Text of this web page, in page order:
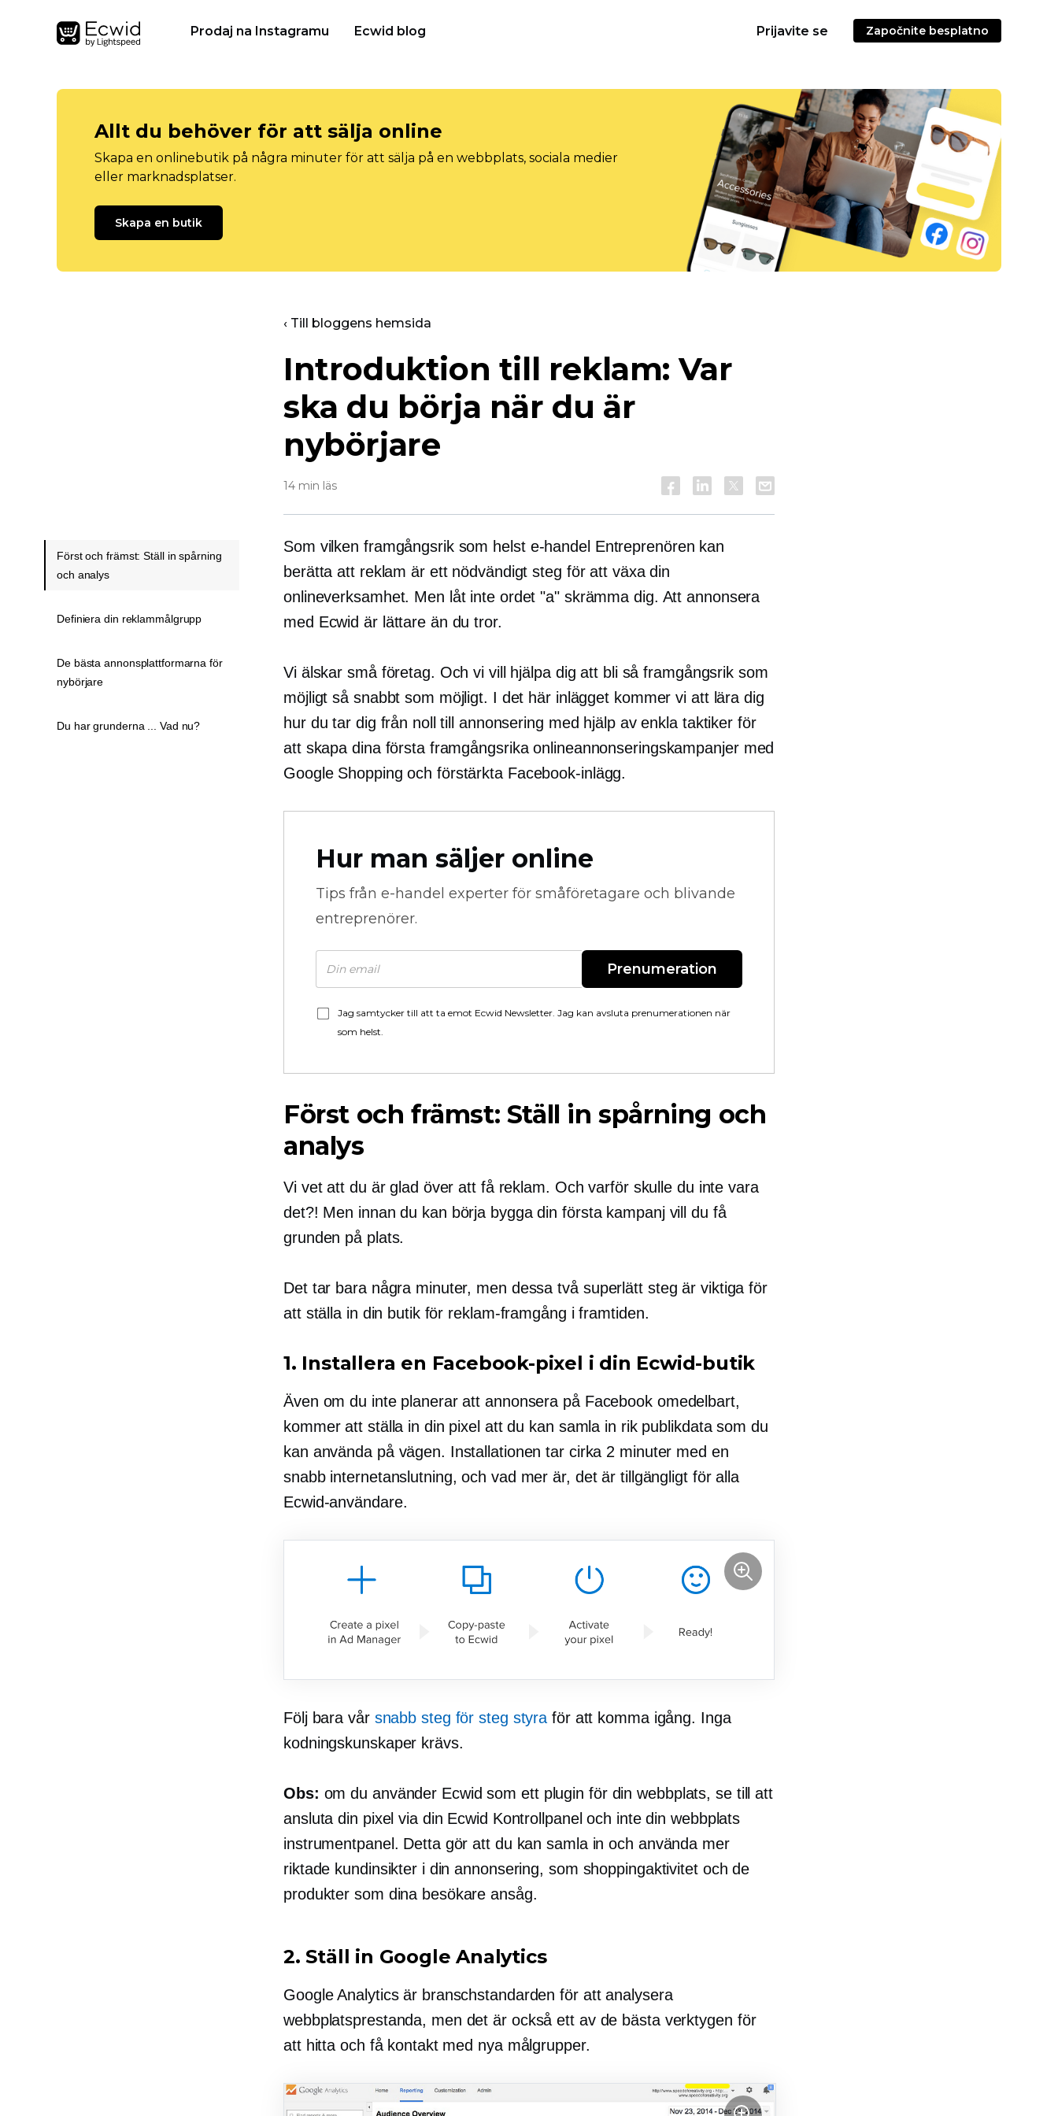
Prodaj na Instagramu Ecwid blog Prijavite se Započnite besplatno
Allt du behöver för att sälja online
Skapa en onlinebutik på några minuter för att sälja på en webbplats, sociala medier
eller marknadsplatser.
Skapa en butik
‹ Till bloggens hemsida
Introduktion till reklam: Var
ska du börja när du är
nybörjare
14 min läs
Som vilken framgångsrik som helst e-handel Entreprenören kan
berätta att reklam är ett nödvändigt steg för att växa din
onlineverksamhet. Men låt inte ordet "a" skrämma dig. Att annonsera
med Ecwid är lättare än du tror.
Vi älskar små företag. Och vi vill hjälpa dig att bli så framgångsrik som
möjligt så snabbt som möjligt. I det här inlägget kommer vi att lära dig
hur du tar dig från noll till annonsering med hjälp av enkla taktiker för
att skapa dina första framgångsrika onlineannonseringskampanjer med
Google Shopping och förstärkta Facebook-inlägg.
Hur man säljer online
Tips från e-handel experter för småföretagare och blivande
entreprenörer.
Prenumeration
Jag samtycker till att ta emot Ecwid Newsletter. Jag kan avsluta prenumerationen när
som helst.
Först och främst: Ställ in spårning och
analys
Vi vet att du är glad över att få reklam. Och varför skulle du inte vara
det?! Men innan du kan börja bygga din första kampanj vill du få
grunden på plats.
Det tar bara några minuter, men dessa två superlättsteg är viktiga för
att ställa in din butik för reklam-framgång i framtiden.
1. Installera en Facebook-pixel i din Ecwid-butik
Även om du inte planerar att annonsera på Facebook omedelbart,
kommer att ställa in din pixel att du kan samla in rik publikdata som du
kan använda på vägen. Installationen tar cirka 2 minuter med en
snabb internetanslutning, och vad mer är, det är tillgängligt för alla
Ecwid-användare.
Följ bara vår snabbsteg för steg styra för att komma igång. Inga
kodningskunskaper krävs.
Obs: om du använder Ecwid som ett plugin för din webbplats, se till att
ansluta din pixel via din Ecwid Kontrollpanel och inte din webbplats
instrumentpanel. Detta gör att du kan samla in och använda mer
riktade kundinsikter i din annonsering, som shoppingaktivitet och de
produkter som dina besökare ansåg.
2. Ställ in Google Analytics
Google Analytics är branschstandarden för att analysera
webbplatsprestanda, men det är också ett av de bästa verktygen för
att hitta och få kontakt med nya målgrupper.
Först och främst: Ställ in spårning
och analys
Definiera din reklammålgrupp
De bästa annonsplattformarna för
nybörjare
Du har grunderna ... Vad nu?